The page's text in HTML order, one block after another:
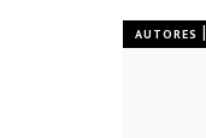
AUTORES |